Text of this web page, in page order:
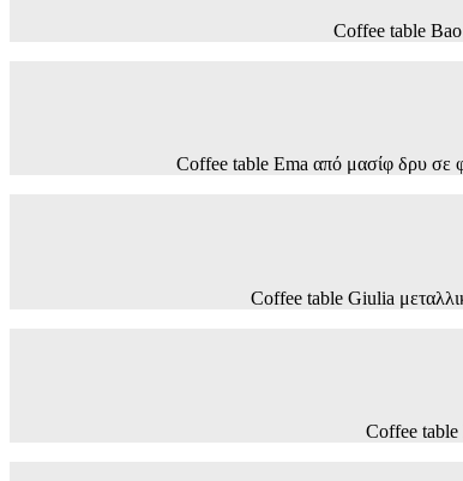
Coffee table
Coffee table Ema από μασίφ δρυ
Coffee table Giulia
Coffee